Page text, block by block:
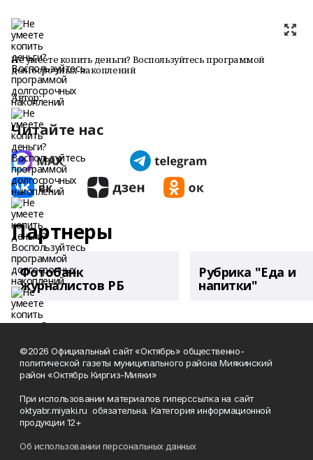
Не умеете копить деньги? Воспользуйтесь программой
долгосрочных накоплений
Автор:
Читайте нас
Партнеры
Фотобанк
журналистов РБ
Рубрика "Еда и
напитки"
©2026 Официальный сайт «Октябрь» общественно-
политической газеты муниципального района Миякинский
район «Октябрь Киргиз-Мияки»
При использовании материалов гиперссылка на сайт
oktyabr.miyaki.ru обязательна. Категория информационной
продукции 12+
Об использовании персональных данных